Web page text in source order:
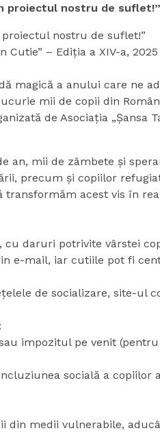
proiectul nostru de suflet!”
nostru de suflet!”
Cutie” – Ediția a XIV-a, 2025
magică a anului care ne
mii de copii din
de Asociația „Șansa
an, mii de zâmbete și
precum și copiilor
transformăm acest vis în
daruri potrivite vârstei
e-mail, iar cutiile pot fi
de socializare, site-ul
impozitul pe venit
socială a copiilor
din medii vulnerabile,